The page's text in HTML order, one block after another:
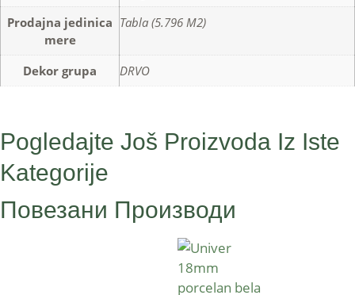
Prodajna jedinica
mere
Tabla (5.796 M2)
Dekor grupa DRVO
Pogledajte Još Proizvoda Iz Iste
Kategorije
Повезани Производи